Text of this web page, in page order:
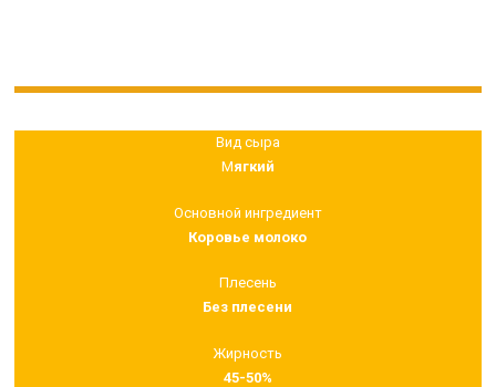
Вид сыра
Мягкий
Основной ингредиент
Коровье молоко
Плесень
Без плесени
Жирность
45-50%